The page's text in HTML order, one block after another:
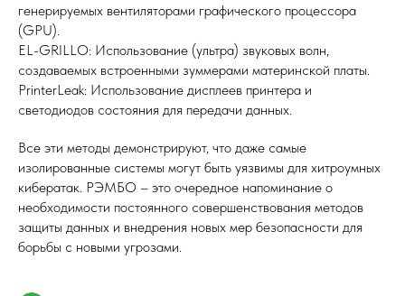
генерируемых вентиляторами графического процессора
(GPU).
EL-GRILLO: Использование (ультра) звуковых волн,
создаваемых встроенными зуммерами материнской платы.
PrinterLeak: Использование дисплеев принтера и
светодиодов состояния для передачи данных.
Все эти методы демонстрируют, что даже самые
изолированные системы могут быть уязвимы для хитроумных
кибератак. РЭМБО – это очередное напоминание о
необходимости постоянного совершенствования методов
защиты данных и внедрения новых мер безопасности для
борьбы с новыми угрозами.